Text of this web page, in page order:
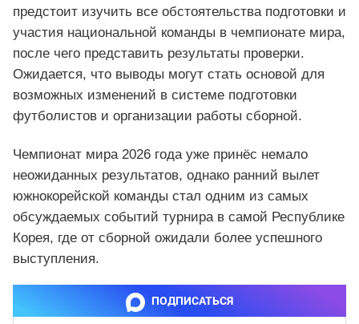
предстоит изучить все обстоятельства подготовки и
участия национальной команды в чемпионате мира,
после чего представить результаты проверки.
Ожидается, что выводы могут стать основой для
возможных изменений в системе подготовки
футболистов и организации работы сборной.
Чемпионат мира 2026 года уже принёс немало
неожиданных результатов, однако ранний вылет
южнокорейской команды стал одним из самых
обсуждаемых событий турнира в самой Республике
Корея, где от сборной ожидали более успешного
выступления.
ПОДПИСАТЬСЯ